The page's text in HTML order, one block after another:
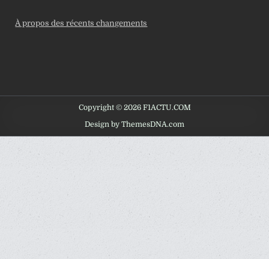
À propos des récents changements
Copyright © 2026 F1ACTU.COM
Design by ThemesDNA.com